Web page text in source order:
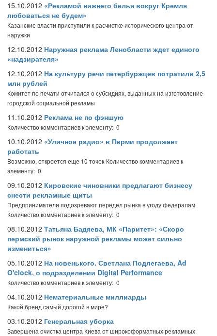
15.10.2012 «Рекламой нижнего белья вокруг Кремля
любоваться не будем»
Казанские власти приступили к расчистке исторического центра от
наружки
12.10.2012 Наружная реклама Ленобласти ждет единого
«надзирателя»
12.10.2012 На культуру речи петербуржцев потратили 2,5
млн рублей
Комитет по печати отчитался о субсидиях, выданных на изготовление
городской социальной рекламы
11.10.2012 Реклама не по фэншую
Количество комментариев к элементу: 0
10.10.2012 «Уличное радио» в Перми продолжает
работать
Возможно, откроется еще 10 точек Количество комментариев к
элементу: 0
09.10.2012 Кировские чиновники предлагают бизнесу
снести рекламные щиты
Предприниматели подозревают передел рынка в угоду федералам
Количество комментариев к элементу: 0
08.10.2012 Татьяна Бадяева, МК «Паритет»: «Скоро
пермский рынок наружной рекламы может сильно
измениться»
05.10.2012 На новенького. Светлана Подлегаева, Ad
O'clock, о подразделении Digital Performance
Количество комментариев к элементу: 0
04.10.2012 Нематериальные миллиарды
Какой бренд самый дорогой в мире?
03.10.2012 Генеральная уборка
Завершена очистка центра Киева от широкоформатных рекламных